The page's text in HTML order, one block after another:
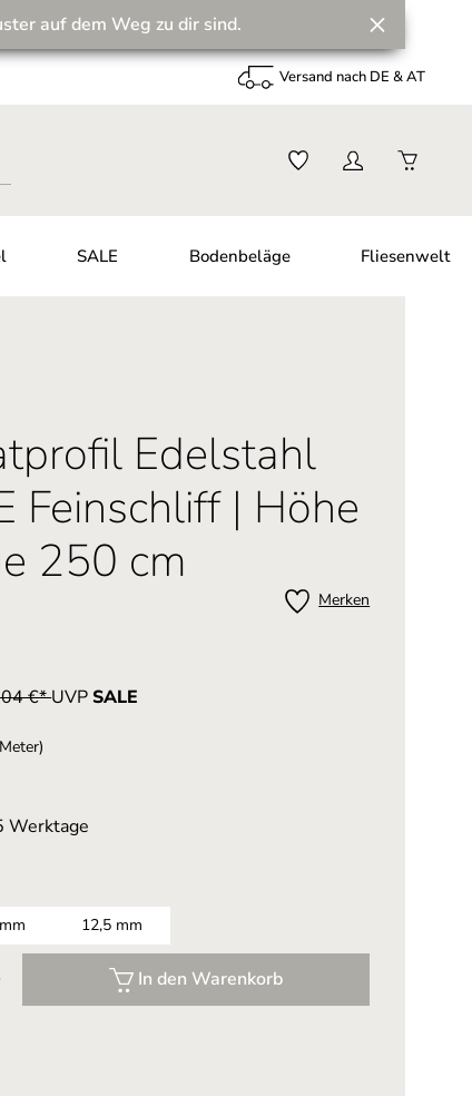
auf dem Weg zu dir sind.
Versand nach DE & AT
SALE Bodenbeläge Fliesenwelt
Edelstahl
Feinschliff | Höhe
250 cm
Merken
€*UVPSALE
Werktage
12,5 mm
gewünschten Wert ein oder
In den Warenkorb